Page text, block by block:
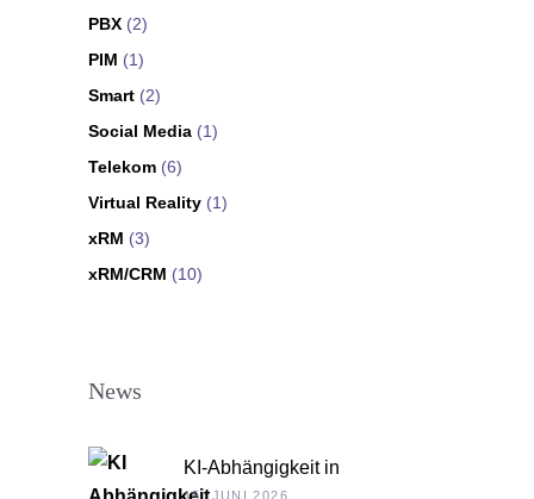
PBX (2)
PIM (1)
Smart (2)
Social Media (1)
Telekom (6)
Virtual Reality (1)
xRM (3)
xRM/CRM (10)
News
KI-Abhängigkeit in
Unternehmen
15. JUNI 2026